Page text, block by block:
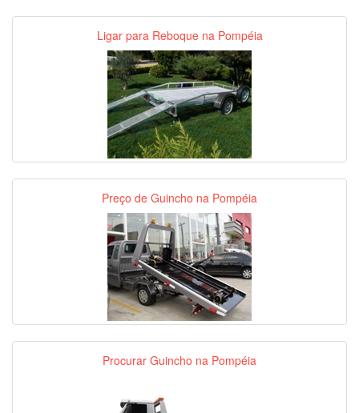
Ligar para Reboque na Pompéia
Preço de Guincho na Pompéia
Procurar Guincho na Pompéia